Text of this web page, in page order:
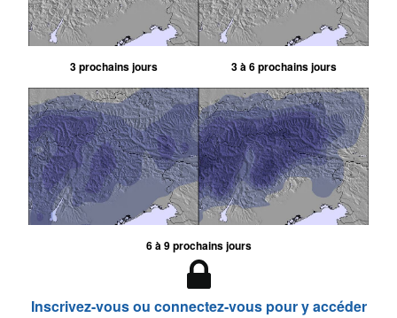
3 prochains jours 3 à 6 prochains jours
6 à 9 prochains jours
Inscrivez-vous ou connectez-vous pour y accéder